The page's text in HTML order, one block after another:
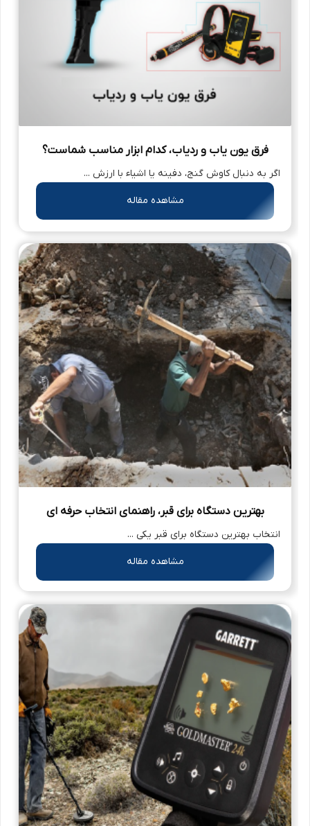
فرق یون‌ یاب و ردیاب، کدام ابزار مناسب شماست؟
اگر به دنبال کاوش گنج، دفینه یا اشیاء با ارزش ...
مشاهده مقاله
بهترین دستگاه برای قبر، راهنمای انتخاب حرفه‌ ای
انتخاب بهترین دستگاه برای قبر یکی ...
مشاهده مقاله